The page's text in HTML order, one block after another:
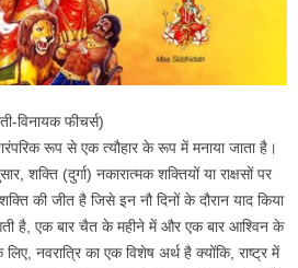
विनायक फीचर्स)
रूप से एक त्यौहार के रूप में मनाया जाता है।
शक्ति (दुर्गा) नकारात्मक शक्तियों या राक्षसों पर
की जीत है जिसे इन नौ दिनों के दौरान याद किया
आती है, एक बार चैत के महीने में और एक बार आश्विन के
नवरात्रि का एक विशेष अर्थ है क्योंकि, राष्ट्र में